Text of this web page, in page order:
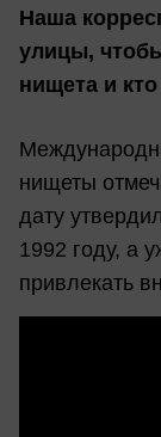
Наша
улицы,
нищета и
нищеты
дату
1992 году, а
привлекать